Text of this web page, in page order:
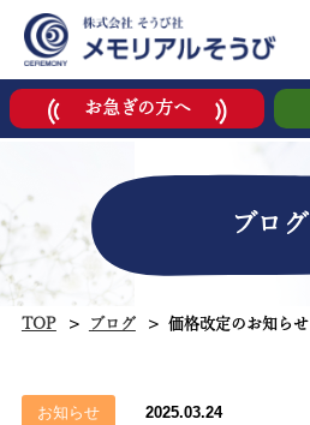
お急ぎの方へ
ブログ
TOP ブログ 価格改定のお知らせ
お知らせ 2025.03.24